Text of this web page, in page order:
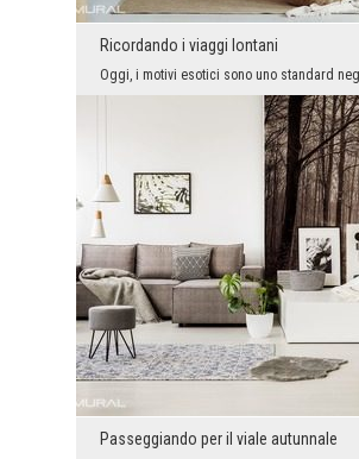
Ricordando i viaggi lontani
Passeggiando per il viale autunnale